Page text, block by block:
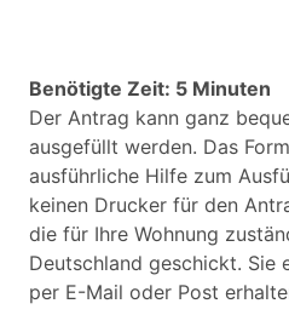
Benötigte Zeit: 5 Minuten
Der Antrag kann ganz
ausgefüllt werden. Das
ausführliche Hilfe zum
keinen Drucker für den
die für Ihre Wohnung
Deutschland geschickt. Sie
per E-Mail oder Post